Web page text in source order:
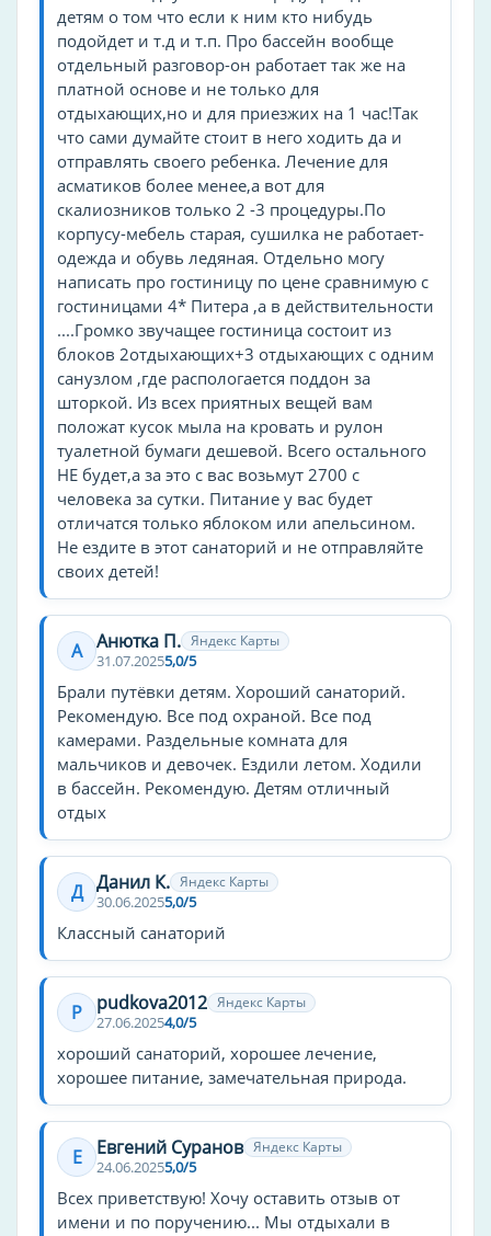
Бассейн, СПА и оздоровление
Солярий
Гидромассажная ванна
Парикмахерская
Салон красоты
Зоны общественного пользования
Парк
Библиотека
Игровая комната
Настольные игры
Общий лаундж
Церковь
Услуги уборки/чистки
Прачечная
Аренда и прокат
Коньки
Беседка
Велосипед
Профиль
болезни нервной системы
болезни опорно-двигательного аппарата
болезни органов дыхания
болезни органов пищеварения
болезни сердечно-сосудистой системы
Частота уборки
ежедневно
Прокат
машин
Способ оплаты
оплата картой
Детские услуги
детское меню
детям о том что если к ним кто нибудь
подойдет и т.д и т.п. Про бассейн вообще
отдельный разговор-он работает так же на
платной основе и не только для
отдыхающих,но и для приезжих на 1 час!Так
что сами думайте стоит в него ходить да и
отправлять своего ребенка. Лечение для
асматиков более менее,а вот для
скалиозников только 2 -3 процедуры.По
корпусу-мебель старая, сушилка не работает-
одежда и обувь ледяная. Отдельно могу
написать про гостиницу по цене сравнимую с
гостиницами 4* Питера ,а в действительности
....Громко звучащее гостиница состоит из
блоков 2отдыхающих+3 отдыхающих с одним
санузлом ,где распологается поддон за
шторкой. Из всех приятных вещей вам
положат кусок мыла на кровать и рулон
туалетной бумаги дешевой. Всего остального
НЕ будет,а за это с вас возьмут 2700 с
человека за сутки. Питание у вас будет
отличатся только яблоком или апельсином.
Не ездите в этот санаторий и не отправляйте
своих детей!
А Анютка П. Яндекс Карты
31.07.20255,0/5
Брали путёвки детям. Хороший санаторий.
Рекомендую. Все под охраной. Все под
камерами. Раздельные комната для
мальчиков и девочек. Ездили летом. Ходили
в бассейн. Рекомендую. Детям отличный
отдых
Д Данил К. Яндекс Карты
30.06.20255,0/5
Классный санаторий
P pudkova2012 Яндекс Карты
27.06.20254,0/5
хороший санаторий, хорошее лечение,
хорошее питание, замечательная природа.
Е Евгений Суранов Яндекс Карты
24.06.20255,0/5
Всех приветствую! Хочу оставить отзыв от
имени и по поручению... Мы отдыхали в